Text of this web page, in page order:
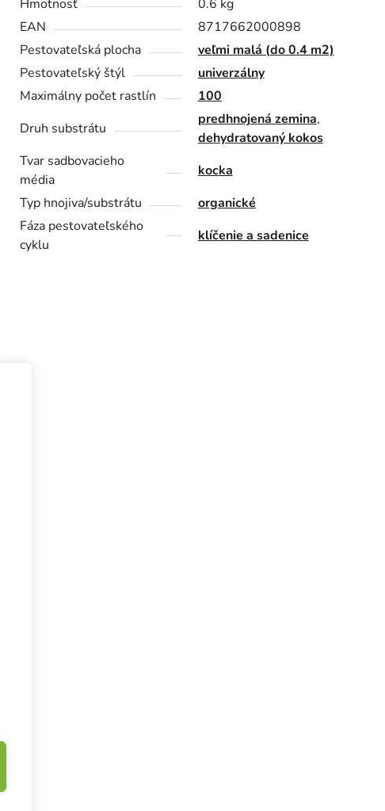
Hmotnosť
0.6 kg
EAN
8717662000898
Pestovateľská plocha
veľmi malá (do 0.4 m2)
Pestovateľský štýl
univerzálny
Maximálny počet rastlín
100
Druh substrátu
predhnojená zemina,
dehydratovaný kokos
Tvar sadbovacieho
média
kocka
Typ hnojiva/substrátu
organické
Fáza pestovateľského
cyklu
klíčenie a sadenice